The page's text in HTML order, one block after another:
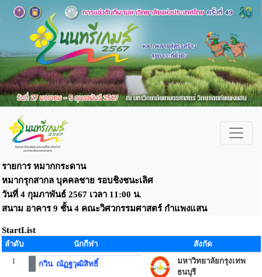
รายการ หมากกระดาน
หมากรุกสากล บุคคลชาย รอบชิงชนะเลิศ
วันที่ 4 กุมภาพันธ์ 2567 เวลา 11:00 น.
สนาม อาคาร 9 ชั้น 4 คณะวิศวกรรมศาสตร์ กำแพงแสน
StartList
ลำดับ นักกีฬา
สังกัด
1
กวิน ณัฏฐวุฒิสิทธิ์
มหาวิทยาลัยกรุงเทพ
ธนบุรี